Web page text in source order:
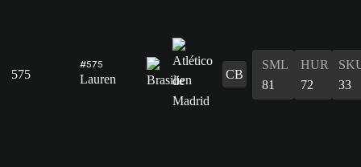
575
#575
Lauren CB
SML
81
HUR
72
33